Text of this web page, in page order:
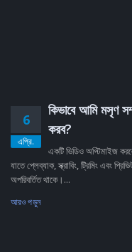
6
এপ্রি.
কিভাবে আমি মসৃণ
করব?
একটি ভিডিও অপ্টিমাইজ
যাতে প্লেব্যাক, স্ক্রাবিং, ট্রিমিং এবং
অপরিবর্তিত থাকে।...
আরও পড়ুন